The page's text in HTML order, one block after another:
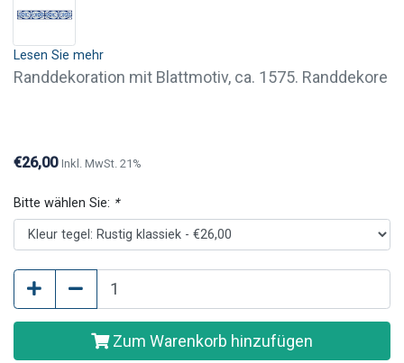
Lesen Sie mehr
Randdekoration mit Blattmotiv, ca. 1575. Randdekore
€26,00 Inkl. MwSt. 21%
Bitte wählen Sie: *
Zum Warenkorb hinzufügen